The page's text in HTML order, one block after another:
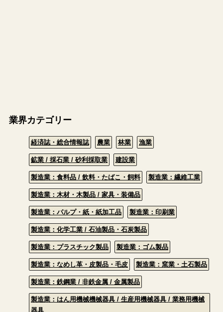
業界カテゴリー
経済誌・総合情報誌 農業 林業 漁業
鉱業 / 採石業 / 砂利採取業 建設業
製造業：食料品 / 飲料・たばこ・飼料 製造業：繊維工業
製造業：木材・木製品 / 家具・装備品
製造業：パルプ・紙・紙加工品 製造業：印刷業
製造業：化学工業 / 石油製品・石炭製品
製造業：プラスチック製品 製造業：ゴム製品
製造業：なめし革・皮製品・毛皮 製造業：窯業・土石製品
製造業：鉄鋼業 / 非鉄金属 / 金属製品
製造業：はん用機械機械器具 / 生産用機械器具 / 業務用機械
器具